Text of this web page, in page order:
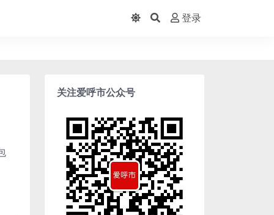
登录
关注爱呼市公众号